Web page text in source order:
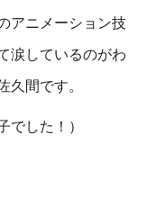
アニメーション技
涙しているのがわ
久間です。
でした！）